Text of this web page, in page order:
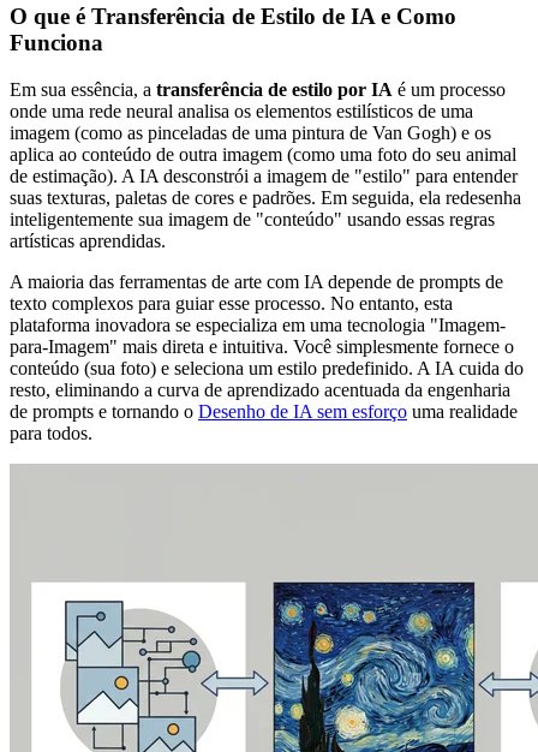
O que é Transferência de Estilo de IA e Como
Funciona
Em sua essência, a transferência de estilo por IA é um processo
onde uma rede neural analisa os elementos estilísticos de uma
imagem (como as pinceladas de uma pintura de Van Gogh) e os
aplica ao conteúdo de outra imagem (como uma foto do seu animal
de estimação). A IA desconstrói a imagem de "estilo" para entender
suas texturas, paletas de cores e padrões. Em seguida, ela redesenha
inteligentemente sua imagem de "conteúdo" usando essas regras
artísticas aprendidas.
A maioria das ferramentas de arte com IA depende de prompts de
texto complexos para guiar esse processo. No entanto, esta
plataforma inovadora se especializa em uma tecnologia "Imagem-
para-Imagem" mais direta e intuitiva. Você simplesmente fornece o
conteúdo (sua foto) e seleciona um estilo predefinido. A IA cuida do
resto, eliminando a curva de aprendizado acentuada da engenharia
de prompts e tornando o Desenho de IA sem esforço uma realidade
para todos.